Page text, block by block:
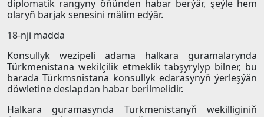
diplomatik rangyny öňünden habar berýär, şeýle hem
olaryň barjak senesini mälim edýär.
18-nji madda
Konsullyk wezipeli adama halkara guramalarynda
Türkmenistana wekilçilik etmeklik tabşyrylyp bilner, bu
barada Türkmsnistana konsullyk edarasynyň ýerleşýän
döwletine deslapdan habar berilmelidir.
Halkara guramasynda Türkmenistanyň wekilliginiň